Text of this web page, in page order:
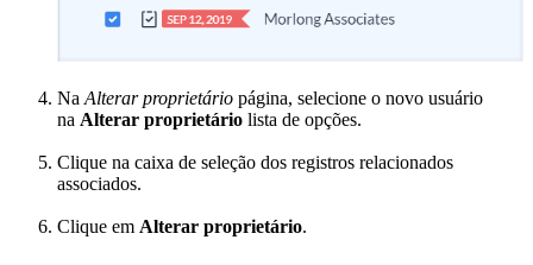
Na Alterar proprietário página, selecione o novo usuário
na Alterar proprietário lista de opções.
Clique na caixa de seleção dos registros relacionados
associados.
Clique em Alterar proprietário.